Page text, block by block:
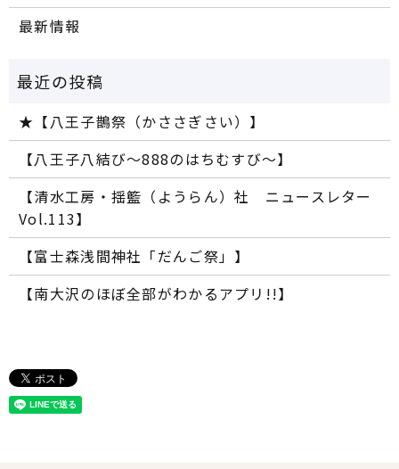
最新情報
★【八王子鵲祭（かささぎさい）】
【八王子八結び～888のはちむすび～】
【清水工房・揺籃（ようらん）社 ニュースレター
Vol.113】
【富士森浅間神社「だんご祭」】
【南大沢のほぼ全部がわかるアプリ!!】